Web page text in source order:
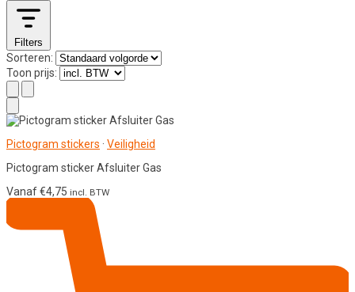
Filters
Sorteren:
Toon prijs:
Pictogram stickers · Veiligheid
Pictogram sticker Afsluiter Gas
Vanaf€4,75 incl. BTW